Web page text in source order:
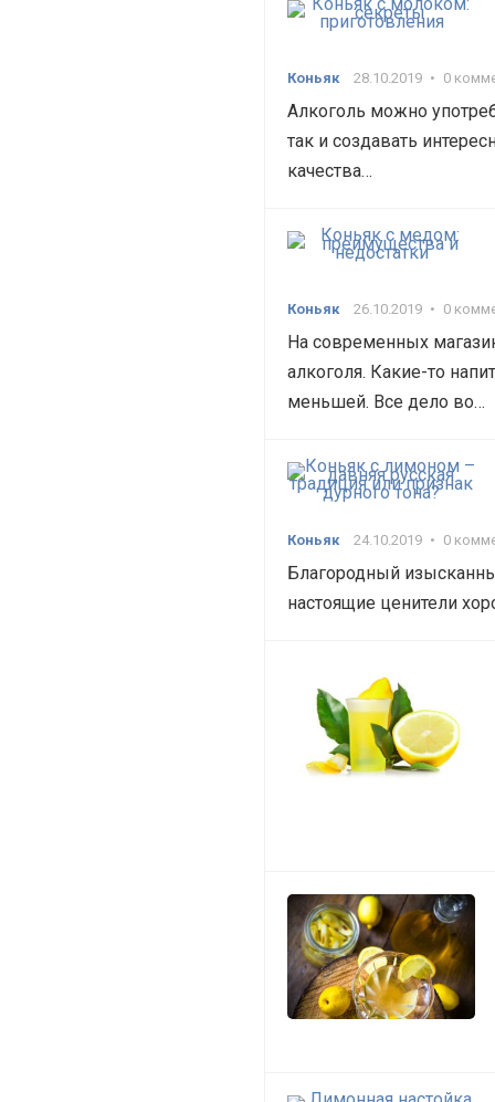
Коньяк 28.10.2019 • 0
Алкоголь можно
так и создавать
качества…
Коньяк 26.10.2019 • 0
На современных
алкоголя. Какие-то
меньшей. Все дело во…
Коньяк 24.10.2019 • 0
Благородный
настоящие ценители